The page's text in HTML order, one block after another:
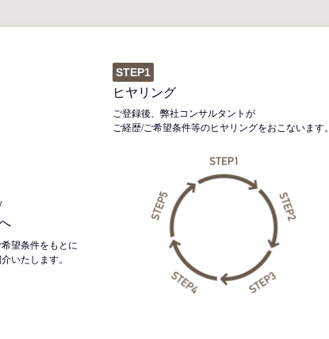
STEP1
ヒヤリング
ご登録後、弊社コンサルタントが
ご経歴/ご希望条件等のヒヤリングをおこないます。
望条件をもとに
いたします。